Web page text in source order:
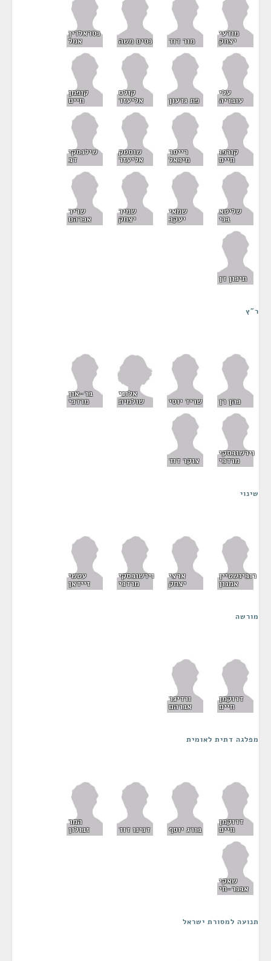
מודעי
יצחק מור דוד נסים משה
נסראלדין
אמל
עלי
עובדיה פת גדעון
קולס
אליעזר
קופמן
חיים
קורפו
חיים
רייסר
מיכאל
שוסטק
אליעזר
שילנסקי
דב
שליטא
בני
שמאי
יעקב
שמיר
יצחק
שריר
אברהם
תיכון דן
ר"ץ
כהן רן שריד יוסי
אלוני
שולמית
בר-און
מרדכי
וירשובסקי
מרדכי צוקר דוד
שינוי
רובינשטיין
אמנון
ארצי
יצחק
וירשובסקי
מרדכי
עטשי
זיידאן
מורשה
דרוקמן
חיים
ורדיגר
אברהם
מפלגה דתית לאומית
דרוקמן
חיים בורג יוסף דנינו דוד
המר
זבולון
שאקי
אבנר-חי
תנועה למסורת ישראל